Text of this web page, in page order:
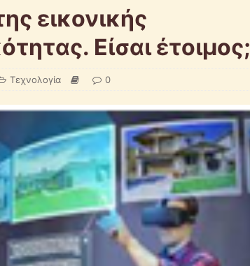
εικονικής
Είσαι έτοιμος;
Τεχνολογία 0